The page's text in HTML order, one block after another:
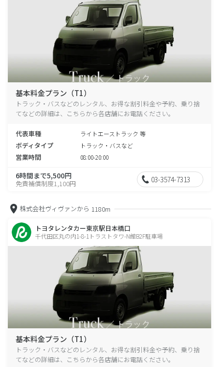
基本料金プラン（T1）
トラック・バスなどのレンタル、お得な割引料金や予約、乗り捨
てなどの詳細は、こちらから各店舗にお電話ください。
代表車種 ライトエーストラック 等
ボディタイプ トラック・バスなど
営業時間 08:00-20:00
6時間まで5,500円
免責補償制度1,100円 03-3574-7313
株式会社ヴィヴァンから 1180m
トヨタレンタカー東京駅日本橋口
千代田区丸の内1-8-1トラストタワ-N館B2F駐車場
基本料金プラン（T1）
トラック・バスなどのレンタル、お得な割引料金や予約、乗り捨
てなどの詳細は、こちらから各店舗にお電話ください。